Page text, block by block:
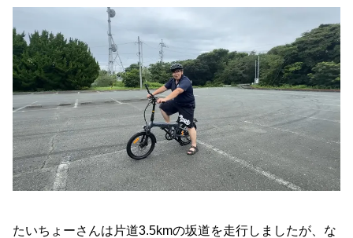
たいちょーさんは片道3.5kmの坂道を走行しましたが、な